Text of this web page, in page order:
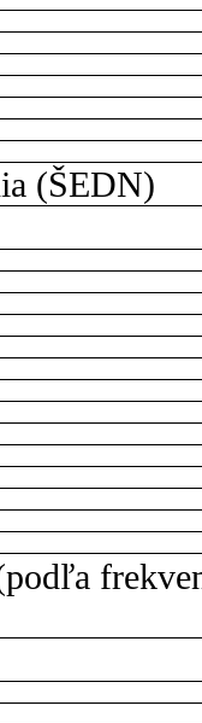
(ŠEDN)